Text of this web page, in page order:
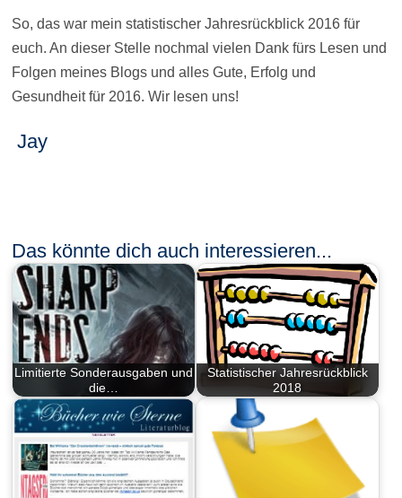
So, das war mein statistischer Jahresrückblick 2016 für
euch. An dieser Stelle nochmal vielen Dank fürs Lesen und
Folgen meines Blogs und alles Gute, Erfolg und
Gesundheit für 2016. Wir lesen uns!
Jay
Das könnte dich auch interessieren...
Limitierte Sonderausgaben und
die…
Statistischer Jahresrückblick
2018